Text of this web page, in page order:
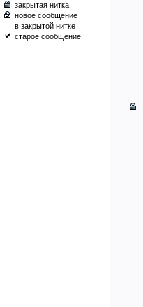
закрытая нитка
новое сообщение
в закрытой нитке
старое сообщение